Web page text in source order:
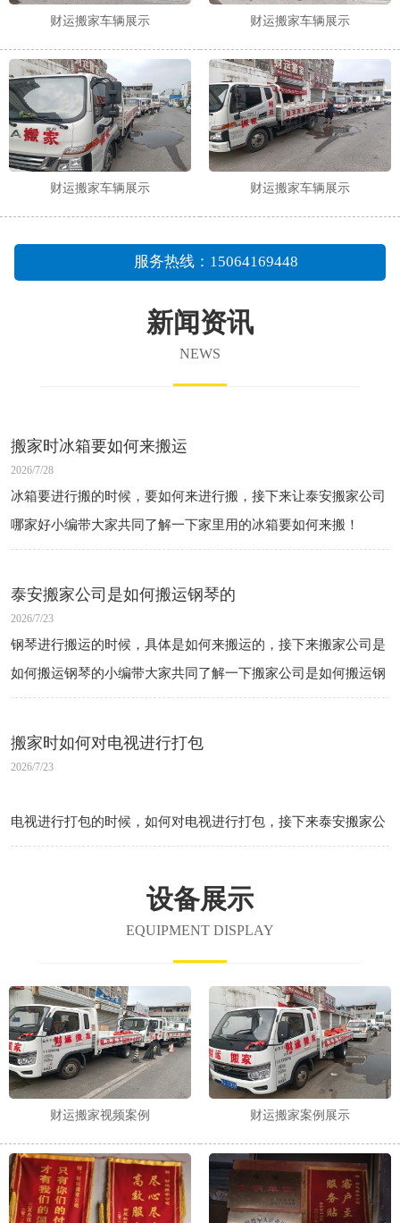
财运搬家车辆展示 财运搬家车辆展示
财运搬家车辆展示 财运搬家车辆展示
服务热线：15064169448
新闻资讯
NEWS
搬家时冰箱要如何来搬运
2026/7/28
冰箱要进行搬的时候，要如何来进行搬，接下来让泰安搬家公司
哪家好小编带大家共同了解一下家里用的冰箱要如何来搬！
泰安搬家公司是如何搬运钢琴的
2026/7/23
钢琴进行搬运的时候，具体是如何来搬运的，接下来搬家公司是
如何搬运钢琴的小编带大家共同了解一下搬家公司是如何搬运钢
琴的！
搬家时如何对电视进行打包
2026/7/23
电视进行打包的时候，如何对电视进行打包，接下来泰安搬家公
司哪家好小编带大家共同了解一下打包时要注意哪些事项！
设备展示
EQUIPMENT DISPLAY
财运搬家视频案例 财运搬家案例展示